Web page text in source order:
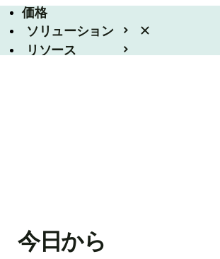
価格
ソリューション
リソース
今日から